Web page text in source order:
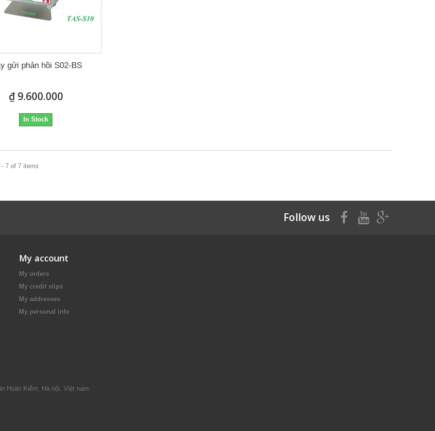
gửi phản hồi S02-BS
₫ 9.600.000
In Stock
7 of 7 items
Follow us
My account
My orders
My credit slips
My addresses
My personal info
Hoàn Kiếm, Hà nội, Việt nam